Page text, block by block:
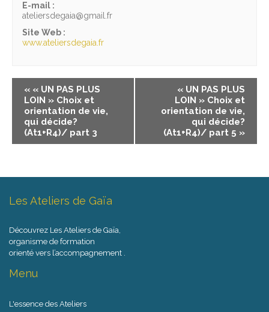
E-mail :
ateliersdegaia@gmail.fr
Site Web :
www.ateliersdegaia.fr
« « UN PAS PLUS
LOIN » Choix et
orientation de vie,
qui décide?
(At1+R4)/ part 3
« UN PAS PLUS
LOIN » Choix et
orientation de vie,
qui décide?
(At1+R4)/ part 5 »
Les Ateliers de Gaïa
Découvrez Les Ateliers de Gaïa,
organisme de formation
orienté vers l’accompagnement .
Menu
L'essence des Ateliers